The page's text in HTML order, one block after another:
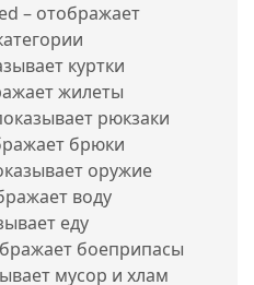
– отображает
куртки
жилеты
рюкзаки
брюки
оружие
воду
еду
боеприпасы
мусор и хлам